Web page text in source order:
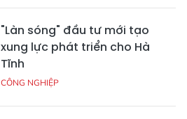
"Làn sóng" đầu tư mới tạo
xung lực phát triển cho Hà
Tĩnh
CÔNG NGHIỆP